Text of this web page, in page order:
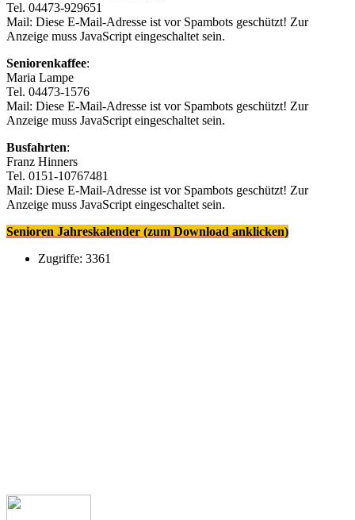
Tel. 04473-929651
Mail: Diese E-Mail-Adresse ist vor Spambots geschützt! Zur
Anzeige muss JavaScript eingeschaltet sein.
Seniorenkaffee:
Maria Lampe
Tel. 04473-1576
Mail: Diese E-Mail-Adresse ist vor Spambots geschützt! Zur
Anzeige muss JavaScript eingeschaltet sein.
Busfahrten:
Franz Hinners
Tel. 0151-10767481
Mail: Diese E-Mail-Adresse ist vor Spambots geschützt! Zur
Anzeige muss JavaScript eingeschaltet sein.
Senioren Jahreskalender (zum Download anklicken)
Zugriffe: 3361